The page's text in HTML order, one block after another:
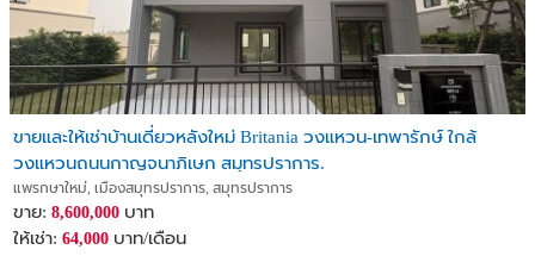
ขายและให้เช่าบ้านเดี่ยวหลังใหม่ Britania วงแหวน-เทพารักษ์ ใกล้
วงแหวนถนนกาญจนาภิเษก สมุทรปราการ.
แพรกษาใหม่, เมืองสมุทรปราการ, สมุทรปราการ
ขาย: 8,600,000 บาท
ให้เช่า: 64,000 บาท/เดือน